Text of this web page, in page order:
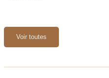
Voir toutes